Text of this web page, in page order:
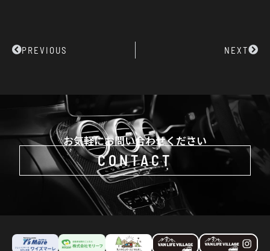
PrevPREVIOUS NEXTNext
お気軽にお問い合わせください
CONTACT